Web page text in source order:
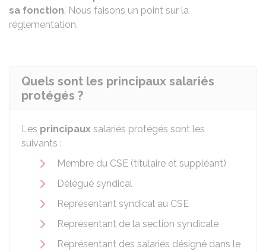
sa fonction. Nous faisons un point sur la
réglementation.
Quels sont les principaux salariés
protégés ?
Les principaux salariés protégés sont les
suivants :
Membre du CSE (titulaire et suppléant)
Délégué syndical
Représentant syndical au CSE
Représentant de la section syndicale
Représentant des salariés désigné dans le